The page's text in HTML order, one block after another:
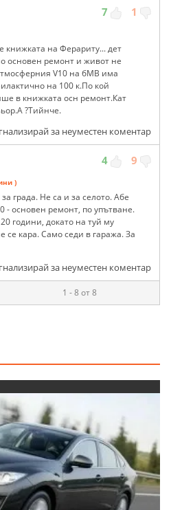
7 1
книжката на Ферариту... дет
основен ремонт и живот не
V10 на бМВ има
на 100 к.По кой
в книжката осн ремонт.Кат
?Тийнче.
за неуместен коментар
4 9
)
града. Не са и за селото. Абе
- основен ремонт, по упътване.
години, докато на туй му
кара. Само седи в гаража. За
за неуместен коментар
1 - 8 от 8